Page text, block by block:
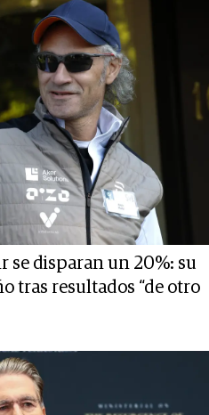
se disparan un 20%: su
tras resultados “de otro